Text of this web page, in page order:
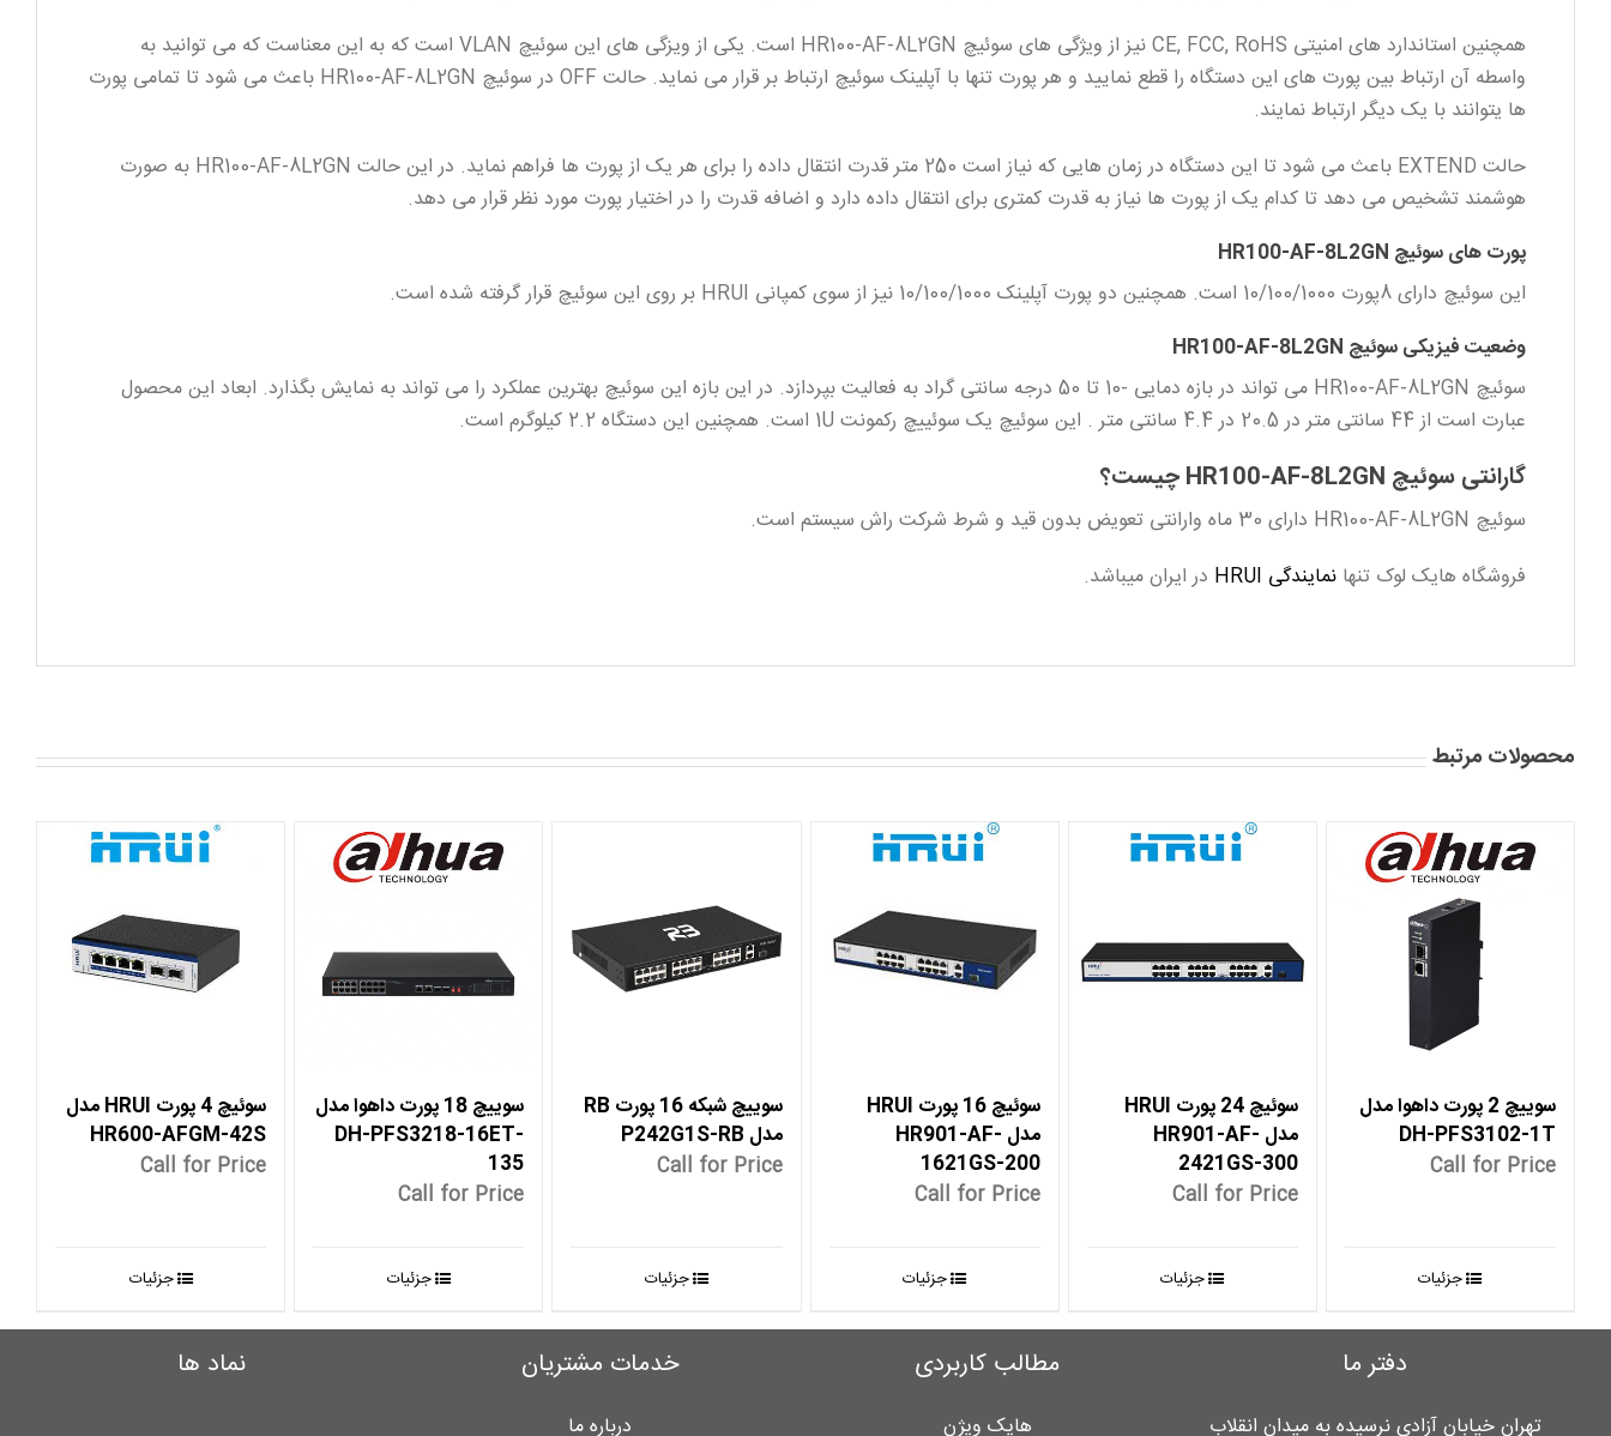
همچنین استاندارد های امنیتی CE, FCC, RoHS نیز از ویژگی های سوئیچ HR100-AF-8L2GN است. یکی از ویزگی های این سوئیچ VLAN است که به این معناست که می توانید به
واسطه آن ارتباط بین پورت های این دستگاه را قطع نمایید و هر پورت تنها با آپلینک سوئیچ ارتباط بر قرار می نماید. حالت OFF در سوئیچ HR100-AF-8L2GN باعث می شود تا تمامی پورت
ها یتوانند با یک دیگر ارتباط نمایند.
حالت EXTEND باعث می شود تا این دستگاه در زمان هایی که نیاز است 250 متر قدرت انتقال داده را برای هر یک از پورت ها فراهم نماید. در این حالت HR100-AF-8L2GN به صورت
هوشمند تشخیص می دهد تا کدام یک از پورت ها نیاز به قدرت کمتری برای انتقال داده دارد و اضافه قدرت را در اختیار پورت مورد نظر قرار می دهد.
پورت های سوئیچ HR100-AF-8L2GN
این سوئیچ دارای 8پورت 10/100/1000 است. همچنین دو پورت آپلینک 10/100/1000 نیز از سوی کمپانی HRUI بر روی این سوئیچ قرار گرفته شده است.
وضعیت فیزیکی سوئیچ HR100-AF-8L2GN
سوئیچ HR100-AF-8L2GN می تواند در بازه دمایی -10 تا 50 درجه سانتی گراد به فعالیت بپردازد. در این بازه این سوئیچ بهترین عملکرد را می تواند به نمایش بگذارد. ابعاد این محصول
عبارت است از 44 سانتی متر در 20.5 در 4.4 سانتی متر . این سوئیچ یک سوئییچ رکمونت 1U است. همچنین این دستگاه 2.2 کیلوگرم است.
گارانتی سوئیچ HR100-AF-8L2GN چیست؟
سوئیچ HR100-AF-8L2GN دارای 30 ماه وارانتی تعویض بدون قید و شرط شرکت راش سیستم است.
فروشگاه هایک لوک تنها نمایندگی HRUI در ایران میباشد.
محصولات مرتبط
سوییچ 2 پورت داهوا مدل
DH-PFS3102-1T
Call for Price
جزئیات
سوئیچ 24 پورت HRUI
مدل HR901-AF-
2421GS-300
Call for Price
جزئیات
سوئیچ 16 پورت HRUI
مدل HR901-AF-
1621GS-200
Call for Price
جزئیات
سوییچ شبکه 16 پورت RB
مدل P242G1S-RB
Call for Price
جزئیات
سوییچ 18 پورت داهوا مدل
DH-PFS3218-16ET-
135
Call for Price
جزئیات
سوئیچ 4 پورت HRUI مدل
HR600-AFGM-42S
Call for Price
جزئیات
دفتر ما
تهران خیابان آزادی نرسیده به میدان انقلاب
مطالب کاربردی
هایک ویژن
خدمات مشتریان
درباره ما
نماد ها